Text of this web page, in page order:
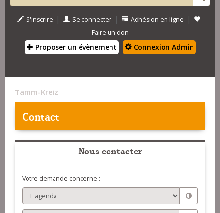
S'inscrire | Se connecter | Adhésion en ligne |
Faire un don
Proposer un évènement Connexion Admin
Tamm-Kreiz
Contact
Nous contacter
Votre demande concerne :